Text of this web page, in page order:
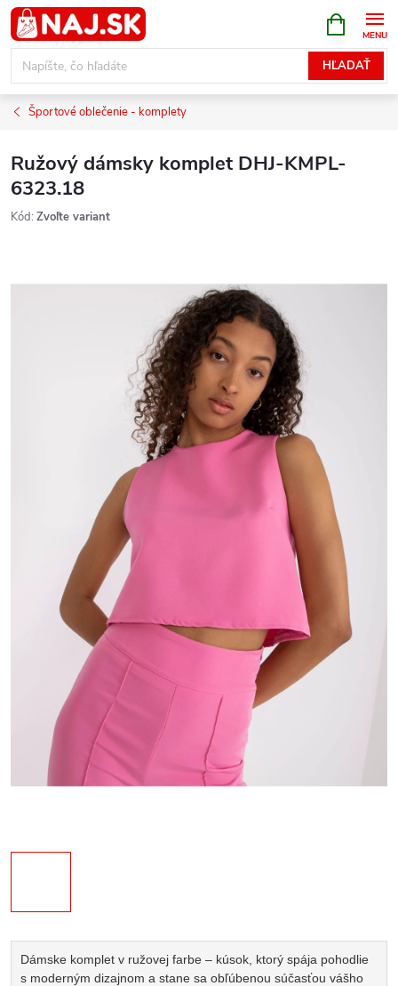
Prejsť
na
obsah
HĽADAŤ
KOŠÍK
Športové oblečenie - komplety
Ružový dámsky komplet DHJ-KMPL-
6323.18
Kód: Zvoľte variant
Dámske komplet v ružovej farbe – kúsok, ktorý spája pohodlie
s moderným dizajnom a stane sa obľúbenou súčasťou vášho